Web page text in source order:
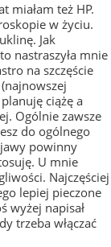
miałam też HP.
w życiu.
Jak
nastraszyła mnie
na szczęście
ciążę a
Ogólnie zawsze
do ogólnego
powinny
U mnie
Najczęściej
lepiej pieczone
wyżej napisał
trzeba włączać